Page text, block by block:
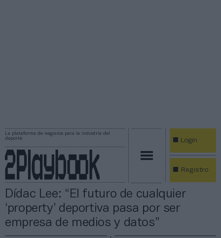
La plataforma de negocios para la industria del
deporte
Login
Registro
Dídac Lee: “El futuro de cualquier
‘property’ deportiva pasa por ser
empresa de medios y datos”